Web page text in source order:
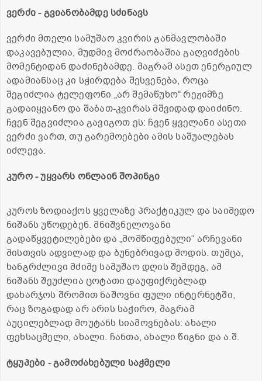
ვერძი - გვიანობამდე სძინავს
ვერძი მთელი სამუშაო კვირის განმავლობაში
დაკავებულია, მუდმივ მოძრაობაშია გაღვიძების
მომენტიდან დაძინებამდე. მაგრამ ასეთ ენერგიულ
ადამიანსაც კი სჭირდება შესვენება, როცა
შეგიძლია ტელეფონი „არ შემაწუხო“ რეჟიმზე
გადაიყვანო და შაბათ-კვირას მშვიდად დაიძინო.
ჩვენ შეგვიძლია გავიგოთ ეს: ჩვენ ყველანი ასეთი
ვერძი ვართ, თუ გარემოებები ამის საშუალებას
იძლევა.
კურო - უყვარს ონლაინ შოპინგი
კუროს ზოდიაქოს ყველაზე პრაქტიკულ და საიმედო
ნიშანს უწოდებენ. მნიშვნელოვანი
გადაწყვეტილებები და „მომწიფებული“ არჩევანი
მისთვის ადვილად და ბუნებრივად მოდის. თუმცა,
ხანგრძლივი მძიმე სამუშაო დღის შემდეგ, ამ
ნიშანს შეუძლია ცოტათი დაუფიქრებლად
დახარჯოს შრომით ნაშოვნი ფული ინტერნეტში,
რაც ზოგადად არ არის საჭირო, მაგრამ
აუცილებლად მოუტანს სიამოვნებას: ახალი
ფეხსაცმელი, ახალი. ჩანთა, ახალი წიგნი და ა.შ.
ტყუპები - გამოძახებული საჭმელი